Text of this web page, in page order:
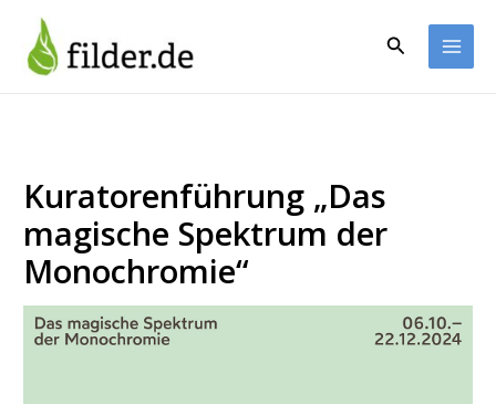
Inhalt
springen
Suchen
Kuratorenführung „Das
magische Spektrum der
Monochromie“